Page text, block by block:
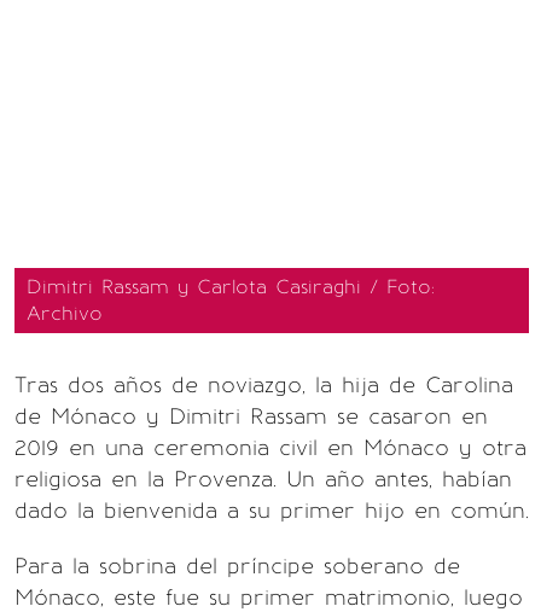
Dimitri Rassam y Carlota Casiraghi / Foto:
Archivo
Tras dos años de noviazgo, la hija de Carolina
de Mónaco y Dimitri Rassam se casaron en
2019 en una ceremonia civil en Mónaco y otra
religiosa en la Provenza. Un año antes, habían
dado la bienvenida a su primer hijo en común.
Para la sobrina del príncipe soberano de
Mónaco, este fue su primer matrimonio, luego